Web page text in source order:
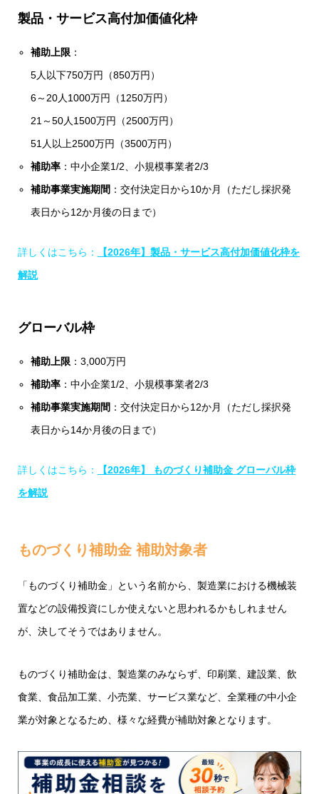
製品・サービス高付加価値化枠
補助上限 ：
5人以下750万円（850万円）
6～20人1000万円（1250万円）
21～50人1500万円（2500万円）
51人以上2500万円（3500万円）
補助率 ：中小企業1/2、小規模事業者2/3
補助事業実施期間 ：交付決定日から10か月（ただし採択発
表日から12か月後の日まで）
詳しくはこちら： 【2026年】製品・サービス高付加価値化枠を
解説
グローバル枠
補助上限 ：3,000万円
補助率 ：中小企業1/2、小規模事業者2/3
補助事業実施期間 ：交付決定日から12か月（ただし採択発
表日から14か月後の日まで）
詳しくはこちら：
【2026年】 ものづくり補助金 グローバル枠
を解説
ものづくり補助金 補助対象者
「ものづくり補助金」という名前から、製造業における機械装
置などの設備投資にしか使えないと思われるかもしれません
が、決してそうではありません。
ものづくり補助金は、製造業のみならず、印刷業、建設業、飲
食業、食品加工業、小売業、サービス業など、全業種の中小企
業が対象となるため、様々な経費が補助対象となります。